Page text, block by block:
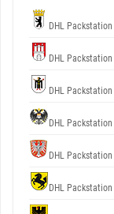
DHL Packstation
DHL Packstation
DHL Packstation
DHL Packstation
DHL Packstation
DHL Packstation